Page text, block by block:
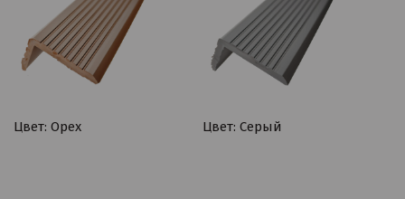
Цвет: Ореx Цвет: Серый